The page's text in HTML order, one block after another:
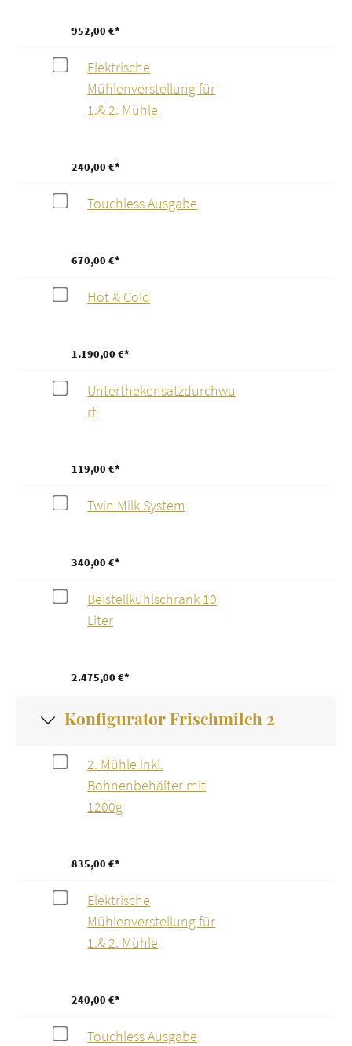
952,00 €*
Elektrische
Mühlenverstellung für
1.& 2. Mühle
240,00 €*
Touchless Ausgabe
670,00 €*
Hot & Cold
1.190,00 €*
Unterthekensatzdurchwu
rf
119,00 €*
Twin Milk System
340,00 €*
Beistellkühlschrank 10
Liter
2.475,00 €*
Konfigurator Frischmilch 2
2. Mühle inkl.
Bohnenbehälter mit
1200g
835,00 €*
Elektrische
Mühlenverstellung für
1.& 2. Mühle
240,00 €*
Touchless Ausgabe